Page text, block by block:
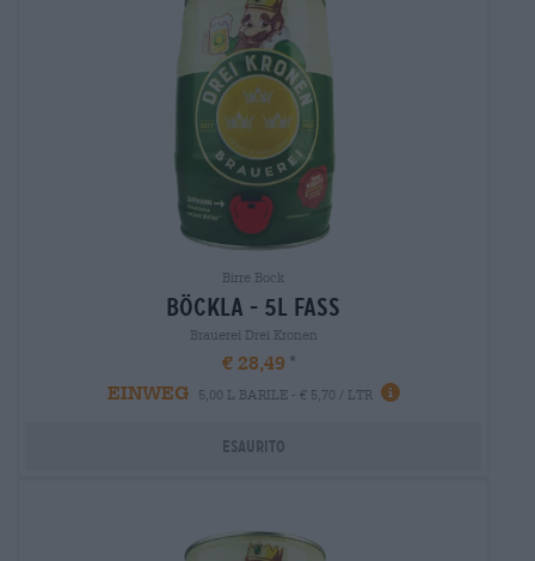
Birre Bock
böckla - 5l fass
Brauerei Drei Kronen
€ 28,49
EINWEG
5,00 L BARILE - € 5,70 / LTR
Esaurito